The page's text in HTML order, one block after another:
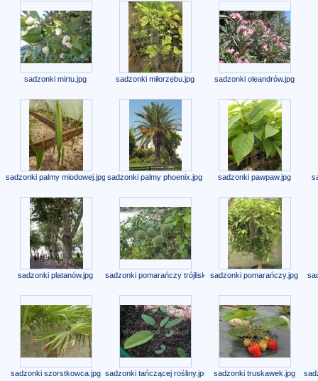
sadzonki mirtu.jpg sadzonki miłorzębu.jpg sadzonki oleandrów.jpg
sadzonki palmy miodowej.jpg sadzonki palmy phoenix.jpg sadzonki pawpaw.jpg
sadzonki platanów.jpg sadzonki pomarańczy trójliskowej.jpgsadzonki pomarańczy.jpg
sadzonki szorstkowca.jpg sadzonki tańczącej rośliny.jpg sadzonki truskawek.jpg